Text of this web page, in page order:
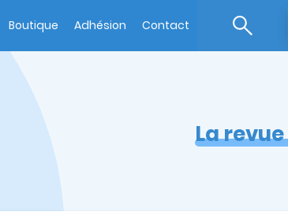
Boutique Adhésion Contact
La